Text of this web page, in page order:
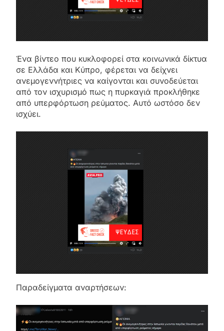
Ένα βίντεο που κυκλοφορεί στα κοινωνικά δίκτυα
σε Ελλάδα και Κύπρο, φέρεται να δείχνει
ανεμογεννήτριες να καίγονται και συνοδεύεται
από τον ισχυρισμό πως η πυρκαγιά προκλήθηκε
από υπερφόρτωση ρεύματος. Αυτό ωστόσο δεν
ισχύει.
Παραδείγματα αναρτήσεων: